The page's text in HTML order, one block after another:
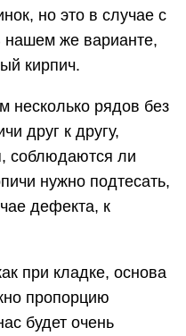
но это в случае с
же варианте,
кирпич.
несколько рядов без
друг к другу,
соблюдаются ли
нужно подтесать,
дефекта, к
при кладке, основа
пропорцию
будет очень